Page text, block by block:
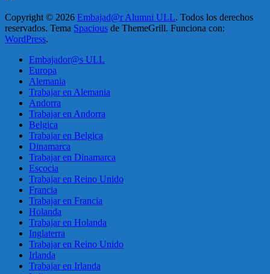
Copyright © 2026 Embajad@r Alumni ULL. Todos los derechos
reservados. Tema Spacious de ThemeGrill. Funciona con:
WordPress.
Embajador@s ULL
Europa
Alemania
Trabajar en Alemania
Andorra
Trabajar en Andorra
Belgica
Trabajar en Belgica
Dinamarca
Trabajar en Dinamarca
Escocia
Trabajar en Reino Unido
Francia
Trabajar en Francia
Holanda
Trabajar en Holanda
Inglaterra
Trabajar en Reino Unido
Irlanda
Trabajar en Irlanda